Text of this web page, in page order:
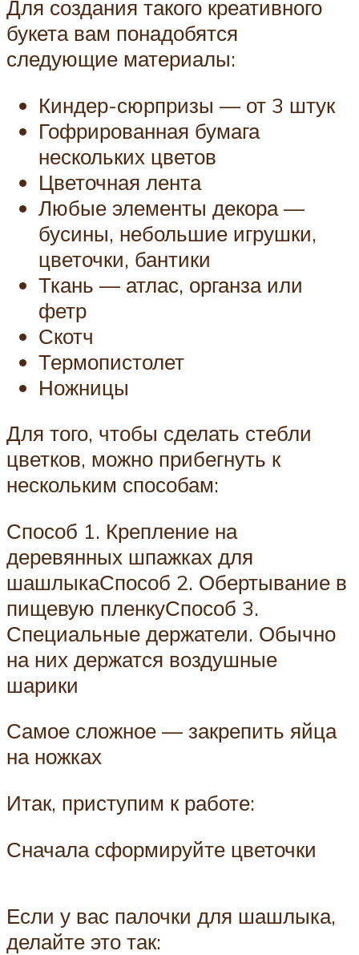
Для создания такого креативного
букета вам понадобятся
следующие материалы:
Киндер-сюрпризы — от 3 штук
Гофрированная бумага
нескольких цветов
Цветочная лента
Любые элементы декора —
бусины, небольшие игрушки,
цветочки, бантики
Ткань — атлас, органза или
фетр
Скотч
Термопистолет
Ножницы
Для того, чтобы сделать стебли
цветков, можно прибегнуть к
нескольким способам:
Способ 1. Крепление на
деревянных шпажках для
шашлыкаСпособ 2. Обертывание в
пищевую пленкуСпособ 3.
Специальные держатели. Обычно
на них держатся воздушные
шарики
Самое сложное — закрепить яйца
на ножках
Итак, приступим к работе:
Сначала сформируйте цветочки
Если у вас палочки для шашлыка,
делайте это так: